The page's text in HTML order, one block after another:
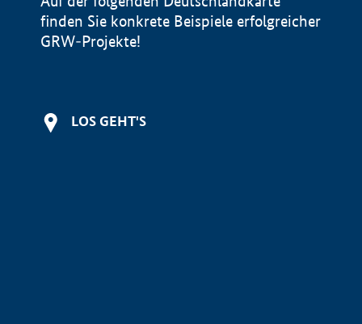
finden Sie konkrete Beispiele erfolgreicher
GRW-Projekte!
LOS GEHT'S